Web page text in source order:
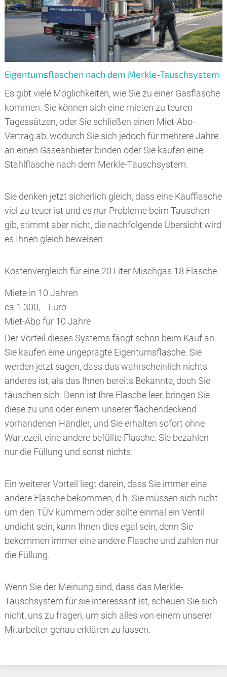
Eigentumsflaschen nach dem Merkle-Tauschsystem
Es gibt viele Möglichkeiten, wie Sie zu einer Gasflasche
kommen. Sie können sich eine mieten zu teuren
Tagessätzen, oder Sie schließen einen Miet-Abo-
Vertrag ab, wodurch Sie sich jedoch für mehrere Jahre
an einen Gaseanbieter binden oder Sie kaufen eine
Stahlflasche nach dem Merkle-Tauschsystem.
Sie denken jetzt sicherlich gleich, dass eine Kaufflasche
viel zu teuer ist und es nur Probleme beim Tauschen
gib, stimmt aber nicht, die nachfolgende Übersicht wird
es Ihnen gleich beweisen:
Kostenvergleich für eine 20 Liter Mischgas 18 Flasche
Miete in 10 Jahren
ca 1.300,– Euro
Miet-Abo für 10 Jahre
ca 550,– Euro
Merkle-Tauschsystem
ca 180,– Euro
Der Vorteil dieses Systems fängt schon beim Kauf an.
Sie kaufen eine ungeprägte Eigentumsflasche. Sie
werden jetzt sagen, dass das wahrscheinlich nichts
anderes ist, als das Ihnen bereits Bekannte, doch Sie
täuschen sich. Denn ist Ihre Flasche leer, bringen Sie
diese zu uns oder einem unserer flächendeckend
vorhandenen Händler, und Sie erhalten sofort ohne
Wartezeit eine andere befüllte Flasche. Sie bezahlen
nur die Füllung und sonst nichts.
Ein weiterer Vorteil liegt darein, dass Sie immer eine
andere Flasche bekommen, d.h. Sie müssen sich nicht
um den TÜV kümmern oder sollte einmal ein Ventil
undicht sein, kann Ihnen dies egal sein, denn Sie
bekommen immer eine andere Flasche und zahlen nur
die Füllung.
Wenn Sie der Meinung sind, dass das Merkle-
Tauschsystem für sie interessant ist, scheuen Sie sich
nicht, uns zu fragen, um sich alles von einem unserer
Mitarbeiter genau erklären zu lassen.